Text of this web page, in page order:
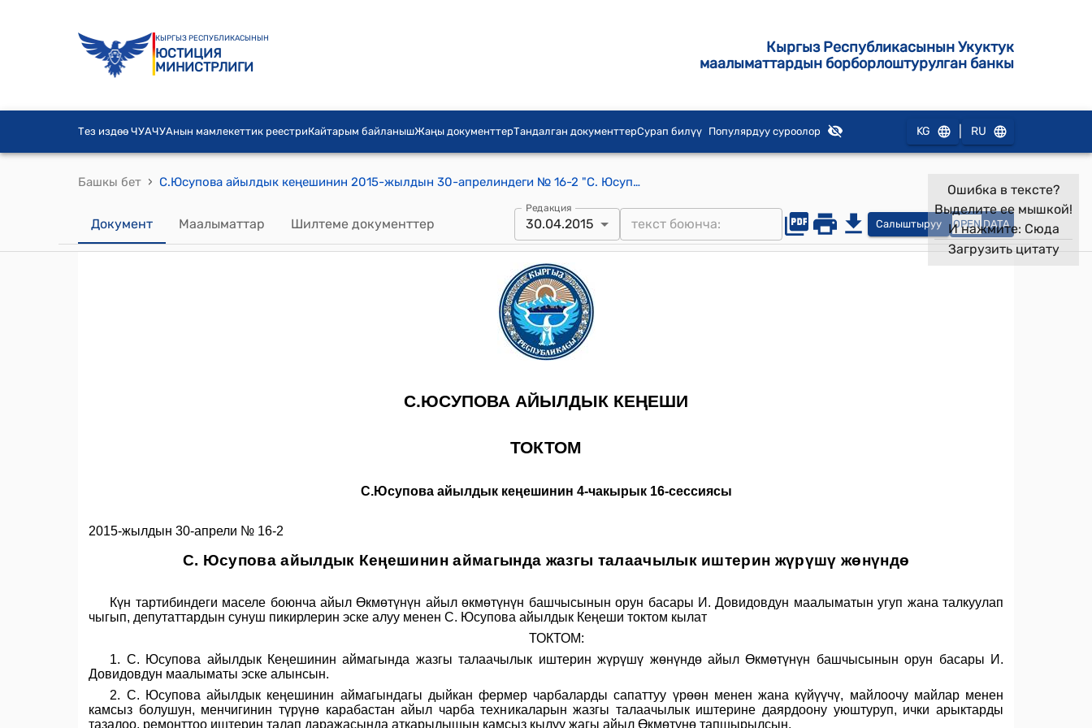
КЫРГЫЗ РЕСПУБЛИКАСЫНЫН
ЮСТИЦИЯ
МИНИСТРЛИГИ
Кыргыз Республикасынын Укуктук
маалыматтардын борборлоштурулган банкы
Тез издөө ЧУАЧУАнын мамлекеттик реестриКайтарым байланышЖаңы документтерТандалган документтерСурап билүү Популярдуу суроолор KG RU
Башкы бет › С.Юсупова айылдык кеңешинин 2015-жылдын 30-апрелиндеги № 16-2 "С. Юсупова айылдык Кеңешинин аймагында жазгы талаачылык иштерин жүрүшү жөнүндө" токтому
Документ Маалыматтар Шилтеме документтер
Редакция
30.04.2015 Салыштыруу OPEN DATA
Ошибка в тексте?
Выделите ее мышкой!
И нажмите: Сюда
Загрузить цитату